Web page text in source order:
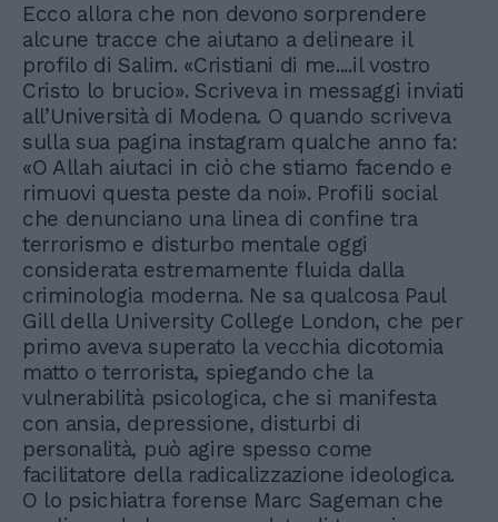
Ecco allora che non devono sorprendere
alcune tracce che aiutano a delineare il
profilo di Salim. «Cristiani di me....il vostro
Cristo lo brucio». Scriveva in messaggi inviati
all’Università di Modena. O quando scriveva
sulla sua pagina instagram qualche anno fa:
«O Allah aiutaci in ciò che stiamo facendo e
rimuovi questa peste da noi». Profili social
che denunciano una linea di confine tra
terrorismo e disturbo mentale oggi
considerata estremamente fluida dalla
criminologia moderna. Ne sa qualcosa Paul
Gill della University College London, che per
primo aveva superato la vecchia dicotomia
matto o terrorista, spiegando che la
vulnerabilità psicologica, che si manifesta
con ansia, depressione, disturbi di
personalità, può agire spesso come
facilitatore della radicalizzazione ideologica.
O lo psichiatra forense Marc Sageman che